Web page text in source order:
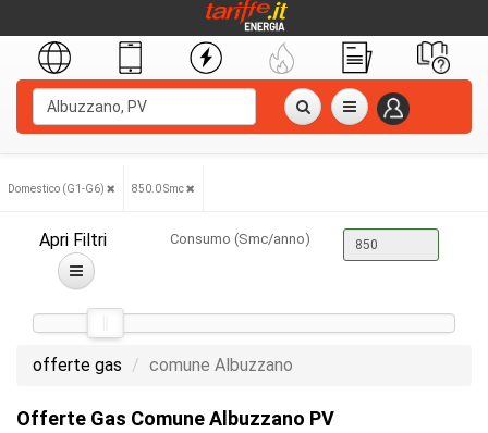
Domestico (G1-G6) 850.0 Smc
Apri Filtri Consumo (Smc/anno)
offerte gas comune Albuzzano
Offerte Gas Comune Albuzzano PV